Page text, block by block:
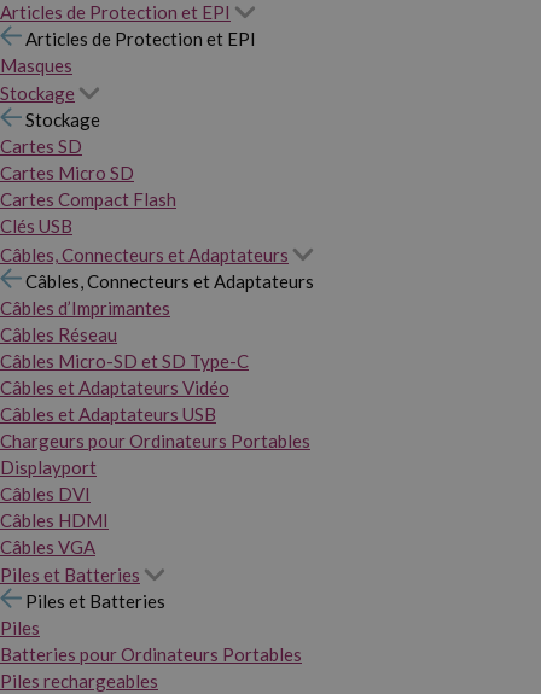
Articles de Protection et EPI
Articles de Protection et EPI
Masques
Stockage
Stockage
Cartes SD
Cartes Micro SD
Cartes Compact Flash
Clés USB
Câbles, Connecteurs et Adaptateurs
Câbles, Connecteurs et Adaptateurs
Câbles d’Imprimantes
Câbles Réseau
Câbles Micro-SD et SD Type-C
Câbles et Adaptateurs Vidéo
Câbles et Adaptateurs USB
Chargeurs pour Ordinateurs Portables
Displayport
Câbles DVI
Câbles HDMI
Câbles VGA
Piles et Batteries
Piles et Batteries
Piles
Batteries pour Ordinateurs Portables
Piles rechargeables